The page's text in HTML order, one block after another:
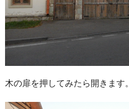
木の扉を押してみたら開きます。